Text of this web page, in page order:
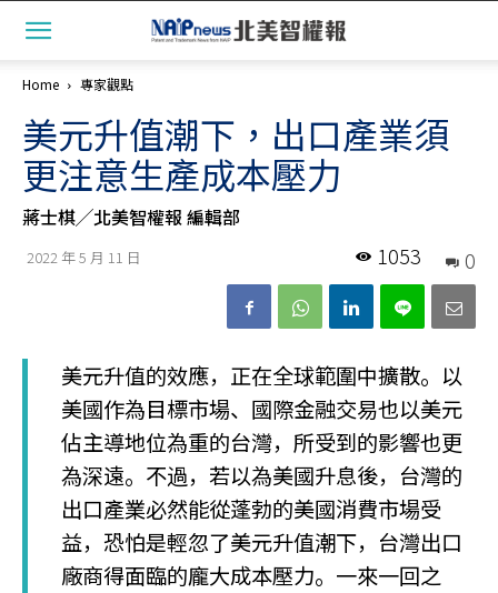
Home 專家觀點
美元升值潮下，出口產業須
更注意生產成本壓力
蔣士棋╱北美智權報 編輯部
2022 年 5 月 11 日 0
1053
美元升值的效應，正在全球範圍中擴散。以
美國作為目標市場、國際金融交易也以美元
佔主導地位為重的台灣，所受到的影響也更
為深遠。不過，若以為美國升息後，台灣的
出口產業必然能從蓬勃的美國消費市場受
益，恐怕是輕忽了美元升值潮下，台灣出口
廠商得面臨的龐大成本壓力。一來一回之